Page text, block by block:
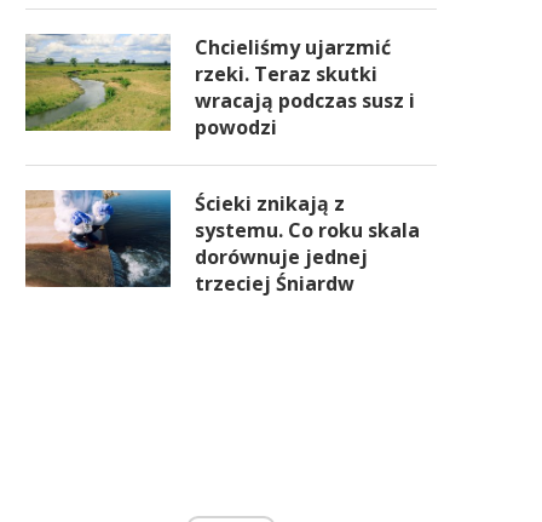
Chcieliśmy ujarzmić
rzeki. Teraz skutki
wracają podczas susz i
powodzi
Ścieki znikają z
systemu. Co roku skala
dorównuje jednej
trzeciej Śniardw